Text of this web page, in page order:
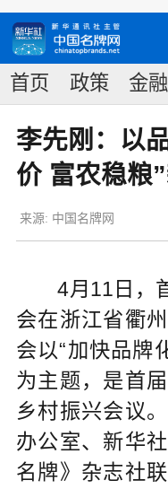
首页 政策 金融
李先刚：以
价 富农稳粮
来源: 中国名牌网
4月11日，
会在浙江省衢
会以“加快品牌
为主题，是首
乡村振兴会议
办公室、新华
名牌》杂志社